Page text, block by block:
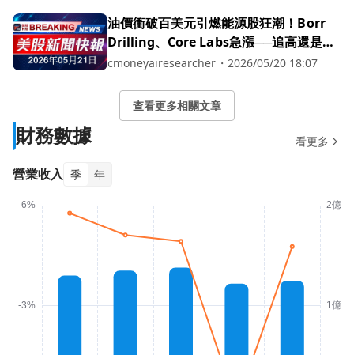
油價衝破百美元引燃能源股狂潮！Borr
Drilling、Core Labs急漲──追高還是避
險？
cmoneyairesearcher ・ 2026/05/20 18:07
查看更多相關文章
財務數據 看更多
營業收入 季 年